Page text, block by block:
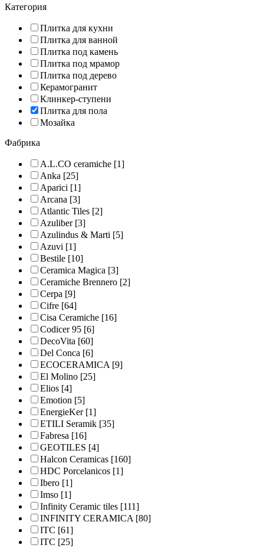
Категория
Плитка для кухни
Плитка для ванной
Плитка под камень
Плитка под мрамор
Плитка под дерево
Керамогранит
Клинкер-ступени
Плитка для пола
Мозайка
Фабрика
A.L.CO ceramiche [1]
Anka [25]
Aparici [1]
Arcana [3]
Atlantic Tiles [2]
Azuliber[3]
Azulindus & Marti [5]
Azuvi [1]
Bestile [10]
Ceramica Magica [3]
Ceramiche Brennero [2]
Cerpa [9]
Cifre [64]
Cisa Ceramiche [16]
Codicer 95 [6]
DecoVita [60]
Del Conca [6]
ECOCERAMICA[9]
El Molino [25]
Elios [4]
Emotion [5]
EnergieKer[1]
ETILI Seramik [35]
Fabresa [16]
GEOTILES [4]
Halcon Ceramicas [160]
HDC Porcelanicos [1]
Ibero [1]
Imso [1]
Infinity Ceramic tiles [111]
INFINITY CERAMICA[80]
ITC [61]
ITC [25]